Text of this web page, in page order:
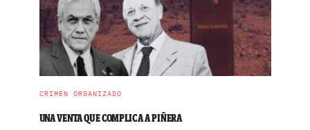
CRIMEN ORGANIZADO
UNA VENTA QUE COMPLICA A PIÑERA